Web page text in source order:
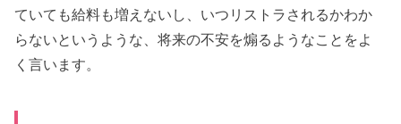
ていても給料も増えないし、いつリストラされるかわか
らないというような、将来の不安を煽るようなことをよ
く言います。